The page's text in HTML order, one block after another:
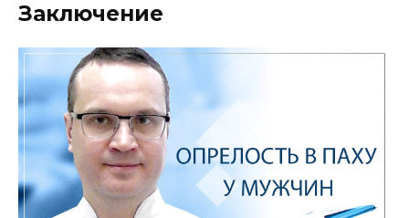
Заключение